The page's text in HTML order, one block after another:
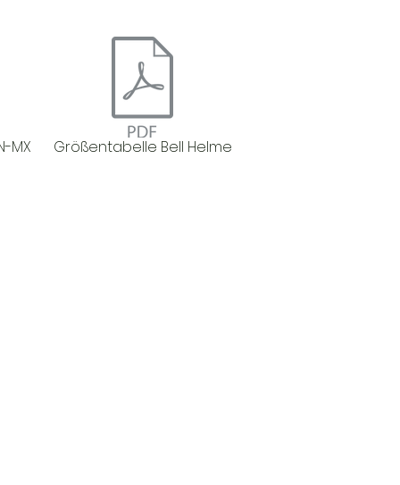
MX Größentabelle Bell Helme